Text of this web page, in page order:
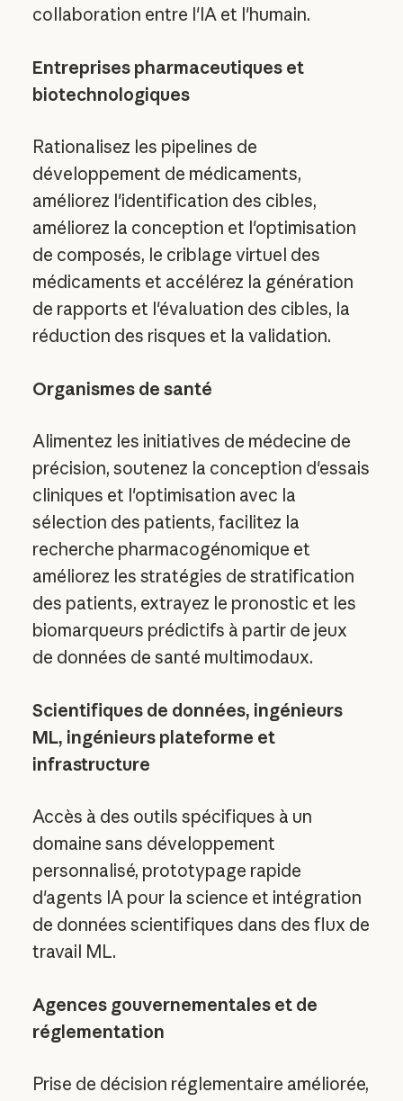
collaboration entre l'IA et l'humain.
Entreprises pharmaceutiques et
biotechnologiques
Rationalisez les pipelines de
développement de médicaments,
améliorez l'identification des cibles,
améliorez la conception et l'optimisation
de composés, le criblage virtuel des
médicaments et accélérez la génération
de rapports et l'évaluation des cibles, la
réduction des risques et la validation.
Organismes de santé
Alimentez les initiatives de médecine de
précision, soutenez la conception d'essais
cliniques et l'optimisation avec la
sélection des patients, facilitez la
recherche pharmacogénomique et
améliorez les stratégies de stratification
des patients, extrayez le pronostic et les
biomarqueurs prédictifs à partir de jeux
de données de santé multimodaux.
Scientifiques de données, ingénieurs
ML, ingénieurs plateforme et
infrastructure
Accès à des outils spécifiques à un
domaine sans développement
personnalisé, prototypage rapide
d'agents IA pour la science et intégration
de données scientifiques dans des flux de
travail ML.
Agences gouvernementales et de
réglementation
Prise de décision réglementaire améliorée,